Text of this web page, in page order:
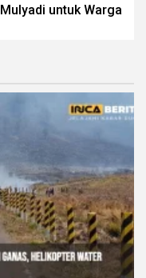
Mulyadi untuk Warga